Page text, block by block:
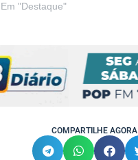
Em "Destaque"
COMPARTILHE AGORA